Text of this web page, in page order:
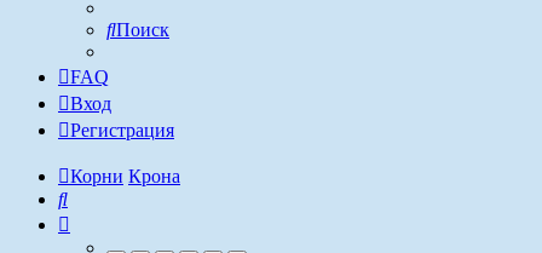
Поиск
FAQ
Вход
Регистрация
Корни Крона
Поиск